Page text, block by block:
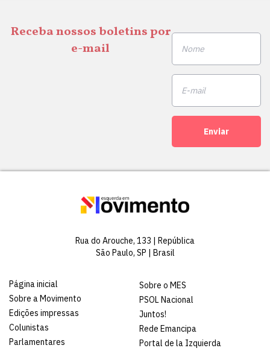
Receba nossos boletins por
e-mail
Enviar
Rua do Arouche, 133 | República
São Paulo, SP | Brasil
Página inicial
Sobre a Movimento
Edições impressas
Colunistas
Parlamentares
Sobre o MES
PSOL Nacional
Juntos!
Rede Emancipa
Portal de la Izquierda